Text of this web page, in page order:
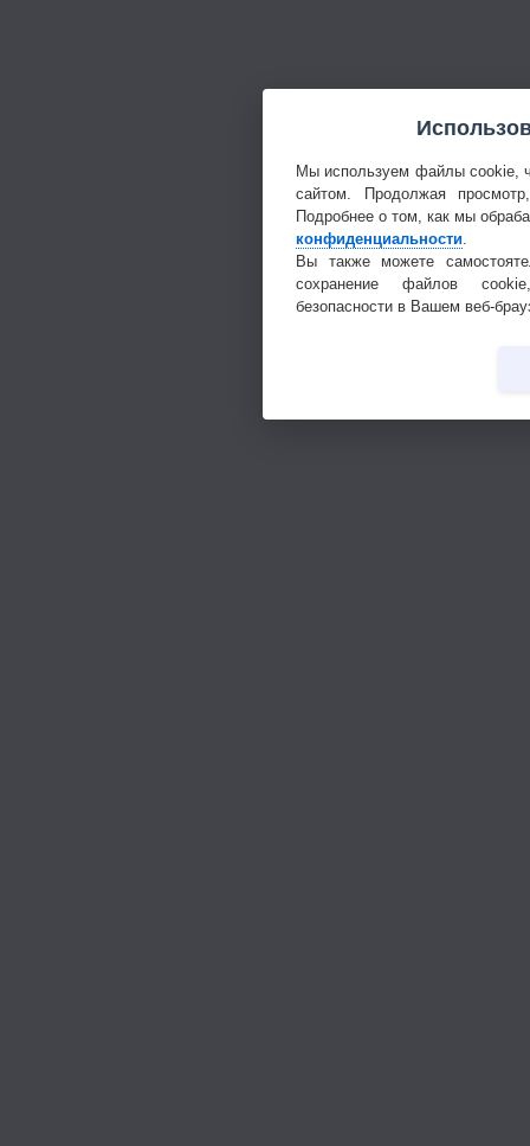
Мы используем файлы cookie,
сайтом. Продолжая
Подробнее о том, как мы
конфиденциальности.
Вы также можете
сохранение файлов
безопасности в Вашем веб-